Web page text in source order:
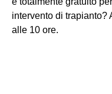
intervento di trapianto?
alle 10 ore.